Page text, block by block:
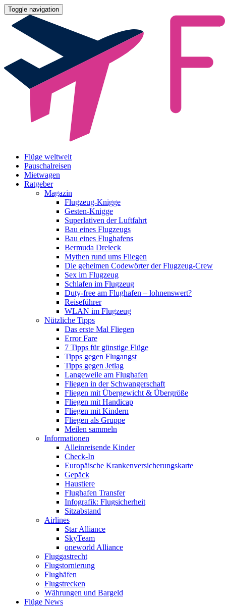
Toggle navigation
Flüge weltweit
Pauschalreisen
Mietwagen
Ratgeber
Magazin
Flugzeug-Knigge
Gesten-Knigge
Superlativen der Luftfahrt
Bau eines Flugzeugs
Bau eines Flughafens
Bermuda Dreieck
Mythen rund ums Fliegen
Die geheimen Codewörter der Flugzeug-Crew
Sex im Flugzeug
Schlafen im Flugzeug
Duty-free am Flughafen – lohnenswert?
Reiseführer
WLAN im Flugzeug
Nützliche Tipps
Das erste Mal Fliegen
Error Fare
7 Tipps für günstige Flüge
Tipps gegen Flugangst
Tipps gegen Jetlag
Langeweile am Flughafen
Fliegen in der Schwangerschaft
Fliegen mit Übergewicht & Übergröße
Fliegen mit Handicap
Fliegen mit Kindern
Fliegen als Gruppe
Meilen sammeln
Informationen
Alleinreisende Kinder
Check-In
Europäische Krankenversicherungskarte
Gepäck
Haustiere
Flughafen Transfer
Infografik: Flugsicherheit
Sitzabstand
Airlines
Star Alliance
SkyTeam
oneworld Alliance
Fluggastrecht
Flugstornierung
Flughäfen
Flugstrecken
Währungen und Bargeld
Flüge News